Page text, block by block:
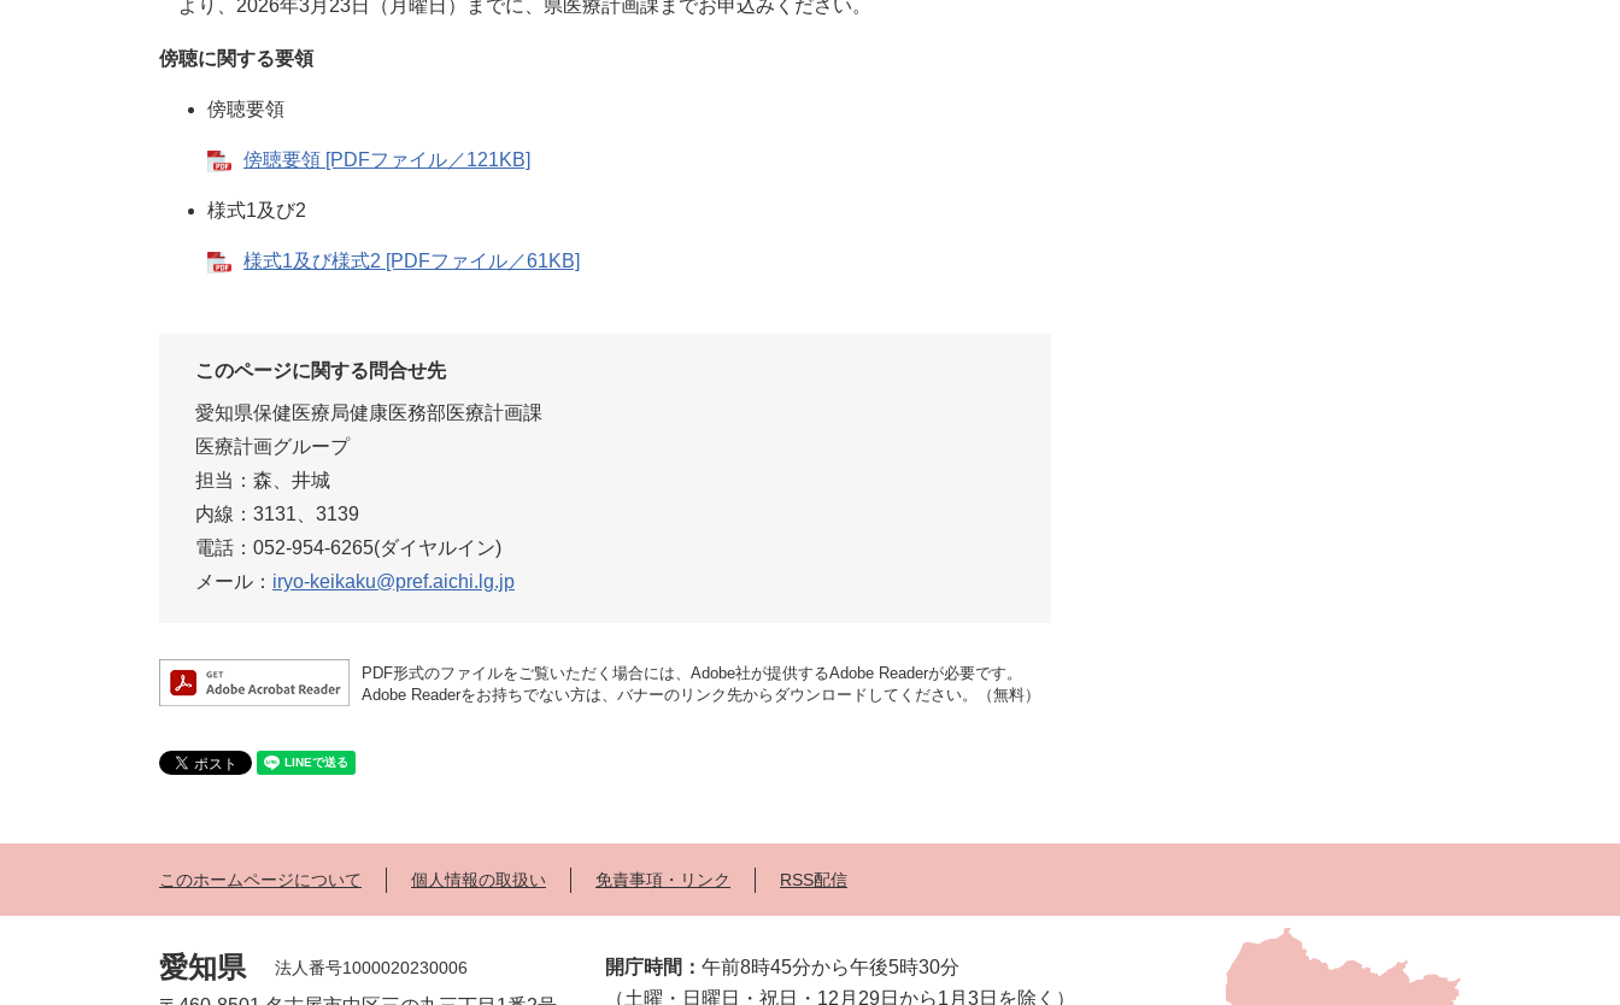
より、2026年3月23日（月曜日）までに、県医療計画課までお申込みください。
傍聴に関する要領
傍聴要領
傍聴要領 [PDFファイル／121KB]
様式1及び2
様式1及び様式2 [PDFファイル／61KB]
このページに関する問合せ先
愛知県保健医療局健康医務部医療計画課
医療計画グループ
担当：森、井城
内線：3131、3139
電話：052-954-6265(ダイヤルイン)
メール： iryo-keikaku@pref.aichi.lg.jp
PDF形式のファイルをご覧いただく場合には、Adobe社が提供するAdobe Readerが必要です。
Adobe Readerをお持ちでない方は、バナーのリンク先からダウンロードしてください。（無料）
このホームページについて 個人情報の取扱い 免責事項・リンク RSS配信
愛知県 法人番号1000020230006 開庁時間： 午前8時45分から午後5時30分
（土曜・日曜日・祝日・12月29日から1月3日を除く）